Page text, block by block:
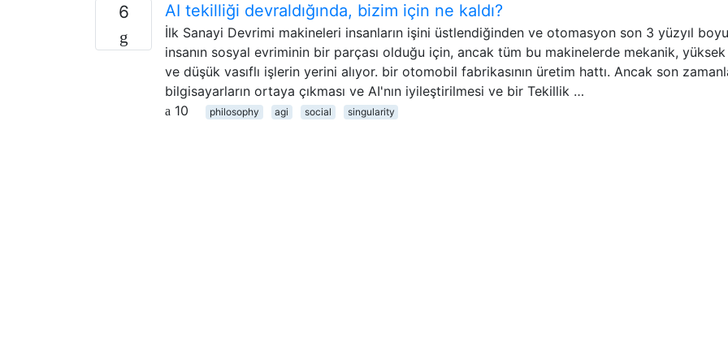
6 AI tekilliği devraldığında, bizim için ne kaldı?
İlk Sanayi Devrimi makineleri insanların işini üstlendiğinden ve otomasyon son 3 yüzyıl
insanın sosyal evriminin bir parçası olduğu için, ancak tüm bu makinelerde mekanik,
ve düşük vasıflı işlerin yerini alıyor. bir otomobil fabrikasının üretim hattı. Ancak son
bilgisayarların ortaya çıkması ve AI'nın iyileştirilmesi ve bir Tekillik …
10
philosophy agi social singularity